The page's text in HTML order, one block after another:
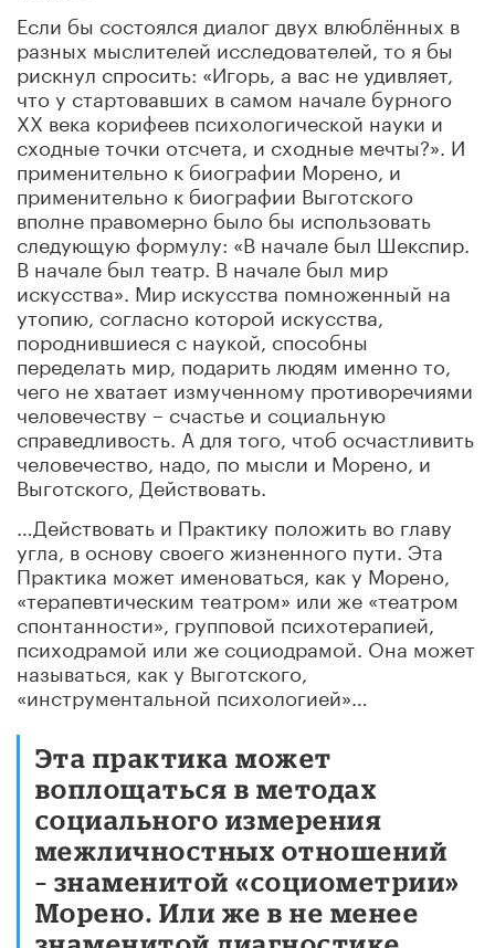
Если бы состоялся диалог двух влюблённых в
разных мыслителей исследователей, то я бы
рискнул спросить: «Игорь, а вас не удивляет,
что у стартовавших в самом начале бурного
ХХ века корифеев психологической науки и
сходные точки отсчета, и сходные мечты?». И
применительно к биографии Морено, и
применительно к биографии Выготского
вполне правомерно было бы использовать
следующую формулу: «В начале был Шекспир.
В начале был театр. В начале был мир
искусства». Мир искусства помноженный на
утопию, согласно которой искусства,
породнившиеся с наукой, способны
переделать мир, подарить людям именно то,
чего не хватает измученному противоречиями
человечеству – счастье и социальную
справедливость. А для того, чтоб осчастливить
человечество, надо, по мысли и Морено, и
Выготского, Действовать.
…Действовать и Практику положить во главу
угла, в основу своего жизненного пути. Эта
Практика может именоваться, как у Морено,
«терапевтическим театром» или же «театром
спонтанности», групповой психотерапией,
психодрамой или же социодрамой. Она может
называться, как у Выготского,
«инструментальной психологией»…
Эта практика может
воплощаться в методах
социального измерения
межличностных отношений
– знаменитой «социометрии»
Морено. Или же в не менее